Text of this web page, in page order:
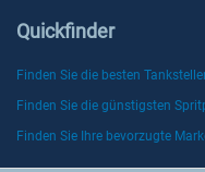
Quickfinder
Finden Sie die besten
Finden Sie die günstigsten
Finden Sie Ihre bevorzugte